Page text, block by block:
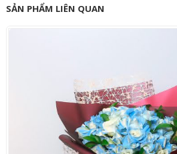
SẢN PHẨM LIÊN QUAN